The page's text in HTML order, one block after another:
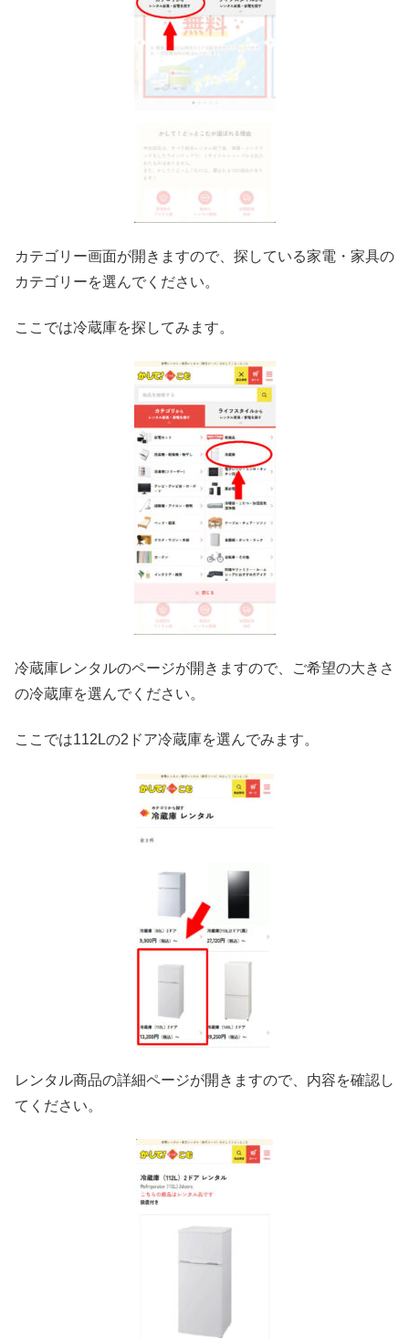
カテゴリー画面が開きますので、探している家電・家具の
カテゴリーを選んでください。
ここでは冷蔵庫を探してみます。
冷蔵庫レンタルのページが開きますので、ご希望の大きさ
の冷蔵庫を選んでください。
ここでは112Lの2ドア冷蔵庫を選んでみます。
レンタル商品の詳細ページが開きますので、内容を確認し
てください。